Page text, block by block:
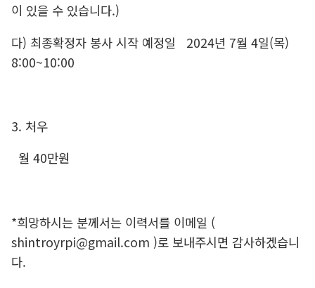
이 있을 수 있습니다.)
다) 최종확정자 봉사 시작 예정일 2024년 7월 4일(목)
8:00~10:00
3. 처우
월 40만원
*희망하시는 분께서는 이력서를 이메일 (
shintroyrpi@gmail.com )로 보내주시면 감사하겠습니
다.